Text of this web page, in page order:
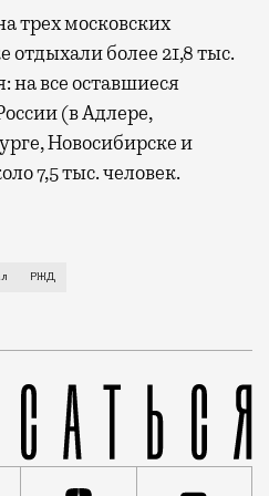
трех московских
отдыхали более 21,8 тыс.
на все оставшиеся
(в Адлере,
Новосибирске и
7,5 тыс. человек.
открылись на
РЖД